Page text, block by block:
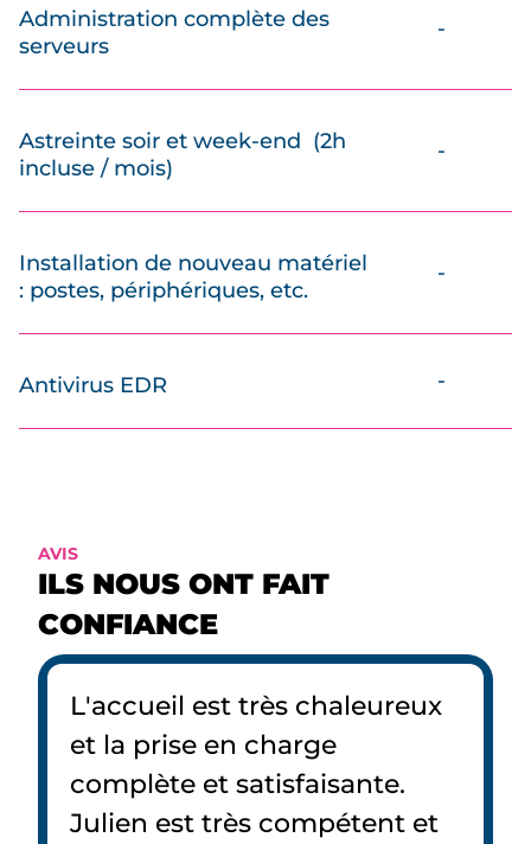
Administration complète des
serveurs
-
Astreinte soir et week-end (2h
incluse / mois)
-
Installation de nouveau matériel
: postes, périphériques, etc.
-
Antivirus EDR -
AVIS
ILS NOUS ONT FAIT
CONFIANCE
L'accueil est très chaleureux
et la prise en charge
complète et satisfaisante.
Julien est très compétent et